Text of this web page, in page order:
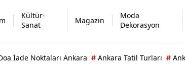
Kültür-
Sanat
Magazin
Moda
Dekorasyon
İade Noktaları Ankara # Ankara Tatil Turları #